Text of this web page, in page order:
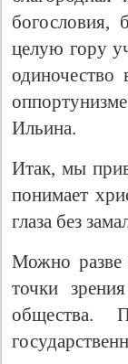
богословия,
целую гору
Ильина.
Итак, мы
понимает
глаза без
Можно разве
точки
общества.